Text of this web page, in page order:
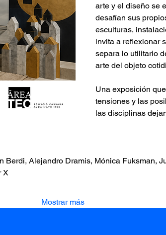
arte y el diseño se
desafían sus
esculturas,
invita a reflexionar
separa lo utilitario
arte del objeto
Una exposición
tensiones y las
las disciplinas
Berdi, Alejandro Dramis, Mónica Fuksman,
X
Mostrar más